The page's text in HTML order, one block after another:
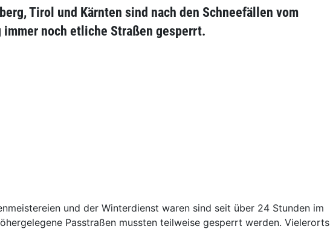
Tirol und Kärnten sind nach den Schneefällen vom
immer noch etliche Straßen gesperrt.
und der Winterdienst waren sind seit über 24 Stunden im
Passtraßen mussten teilweise gesperrt werden. Vielerorts